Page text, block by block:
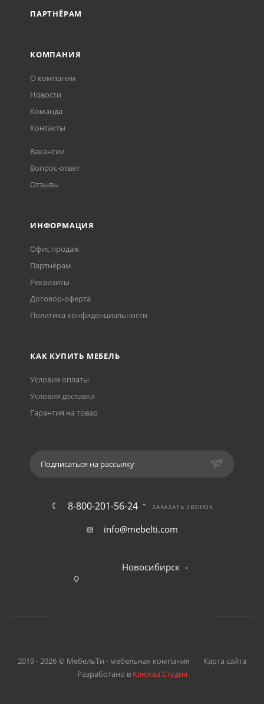
ПАРТНЁРАМ
КОМПАНИЯ
О компании
Новости
Команда
Контакты
Вакансии
Вопрос-ответ
Отзывы
ИНФОРМАЦИЯ
Офис продаж
Партнёрам
Реквизиты
Договор-оферта
Политика конфиденциальности
КАК КУПИТЬ МЕБЕЛЬ
Условия оплаты
Условия доставки
Гарантия на товар
Подписаться на рассылку
8-800-201-56-24 ЗАКАЗАТЬ ЗВОНОК
info@mebelti.com
Новосибирск
2019 - 2026 © МебельТи - мебельная компания
Карта сайта
Разработано в Клюква.Студия